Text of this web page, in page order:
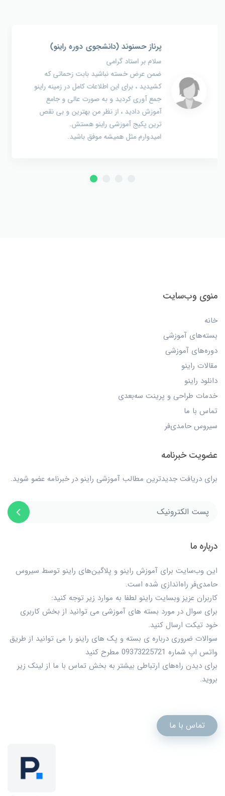
م.صالحی (معماری)
سلام
من این بسته معماری و خریدم خیلی خوب بود
فقط چون تو کلاس ضبط شده صدای بچه های
کلاسشون هم توش عست. و گرنه خود آموزشش
عالی بود.توصیه میکنم بگیرید با این قیمت
مخصوصا خوبه
منوی وب‌سایت
خانه
بسته‌های آموزشی
دوره‌های آموزشی
مقالات راینو
دانلود راینو
خدمات طراحی و پرینت سه‌بعدی
تماس با ما
سیروس حامدی‌فر
عضویت خبرنامه
برای دریافت جدیدترین مطالب آموزشی راینو در خبرنامه عضو شوید.
درباره ما
این وب‌سایت برای آموزش راینو و پلاگین‌های راینو توسط سیروس
حامدی‌فر راه‌اندازی شده است.
کاربران عزیز وبسایت راینو لطفا به موارد زیر توجه کنید:
برای سوال در مورد بسته های آموزشی می توانید از بخش کاربری
خود تیکت ارسال کنید.
سوالات ضروری درباره ی بسته و پک های راینو را می توانید از طریق
واتس اپ شماره 09373225721 مطرح کنید
برای دیدن راه‌های ارتباطی بیشتر به بخش تماس با ما از لینک زیر
بروید.
تماس با ما